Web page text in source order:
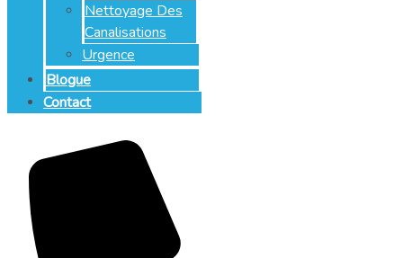
Nettoyage Des
Canalisations
Urgence
Blogue
Contact